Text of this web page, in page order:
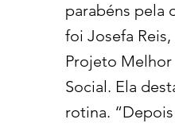
parabéns pela
foi Josefa
Projeto
Social. Ela
rotina.